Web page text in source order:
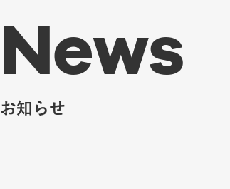
N ews
お知らせ